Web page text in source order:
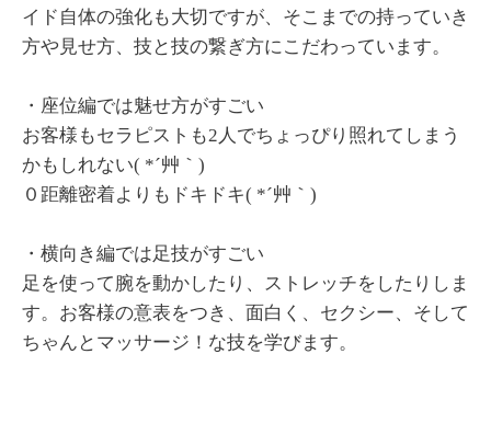
イド自体の強化も大切ですが、そこまでの持っていき
方や見せ方、技と技の繋ぎ方にこだわっています。
・座位編では魅せ方がすごい
お客様もセラピストも2人でちょっぴり照れてしまう
かもしれない( *´艸｀)
０距離密着よりもドキドキ( *´艸｀)
・横向き編では足技がすごい
足を使って腕を動かしたり、ストレッチをしたりしま
す。お客様の意表をつき、面白く、セクシー、そして
ちゃんとマッサージ！な技を学びます。